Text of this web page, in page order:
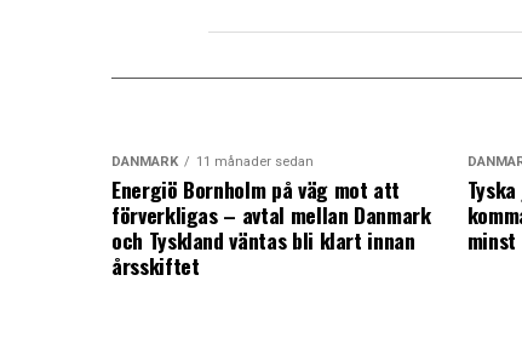
DANMARK 11 månader sedan
Energiö Bornholm på väg mot att
förverkligas – avtal mellan Danmark
och Tyskland väntas bli klart innan
årsskiftet